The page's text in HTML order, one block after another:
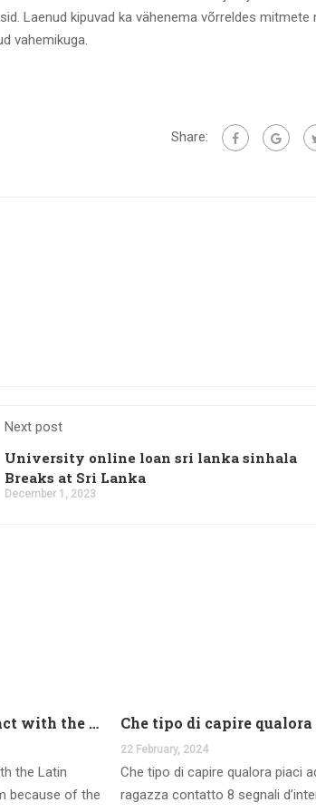
Laenud kipuvad ka vähenema võrreldes mitmete
vahemikuga.
Share:
Next post
University online loan sri lanka sinhala
Breaks at Sri Lanka
December 1, 2023
And work out Contact with the Latin Seems
the Latin
because of the
22 February, 2024
Che tipo di capire qualora piaci
ragazza contatto 8 segnali